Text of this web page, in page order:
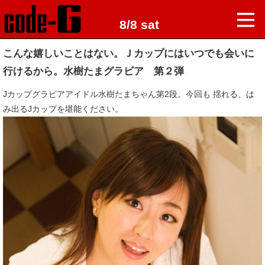
8/8 sat
こんな嬉しいことはない。Ｊカップにはいつでも会いに
行けるから。水樹たまグラビア 第２弾
Jカップグラビアアイドル水樹たまちゃん第2段。今回も 揺れる、は
み出るJカップを堪能ください。